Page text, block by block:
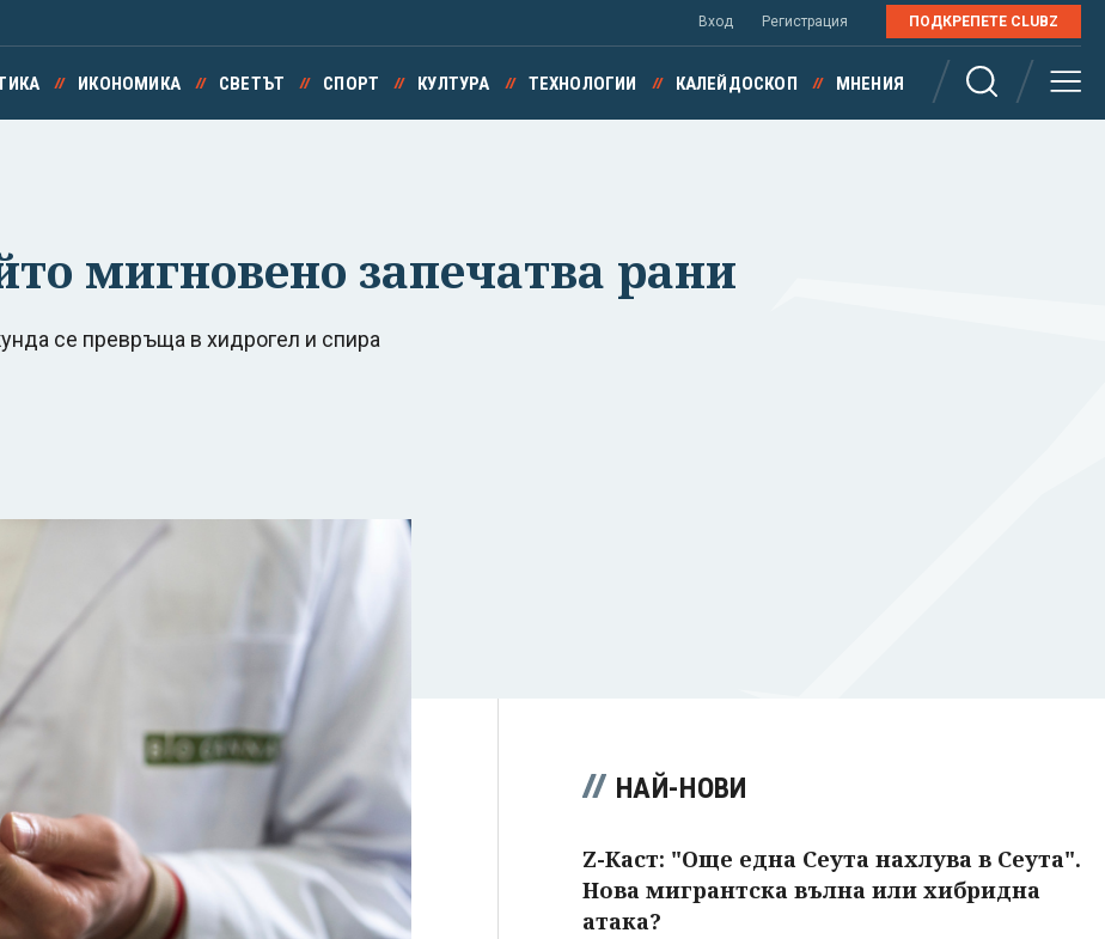
Вход Регистрация ПОДКРЕПЕТЕ CLUBZ
ИКОНОМИКА СВЕТЪТ СПОРТ КУЛТУРА ТЕХНОЛОГИИ КАЛЕЙДОСКОП МНЕНИЯ
мигновено запечатва рани
се превръща в хидрогел и спира
НАЙ-НОВИ
Z-Каст: "Още една Сеута нахлува в Сеута".
Нова мигрантска вълна или хибридна
атака?